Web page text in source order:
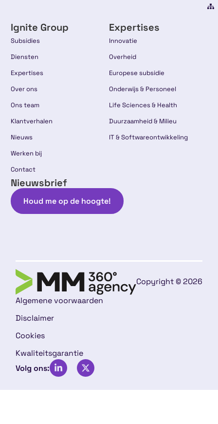
Ignite Group
Subsidies
Diensten
Expertises
Over ons
Ons team
Klantverhalen
Nieuws
Werken bij
Contact
Expertises
Innovatie
Overheid
Europese subsidie
Onderwijs & Personeel
Life Sciences & Health
Duurzaamheid & Milieu
IT & Softwareontwikkeling
Nieuwsbrief
Houd me op de hoogte!
Copyright © 2026
Algemene voorwaarden
Disclaimer
Cookies
Kwaliteitsgarantie
Volg ons: